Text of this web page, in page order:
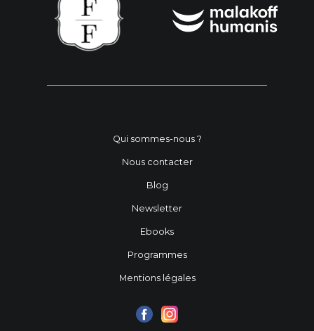
Qui sommes-nous ?
Nous contacter
Blog
Newsletter
Ebooks
Programmes
Mentions légales